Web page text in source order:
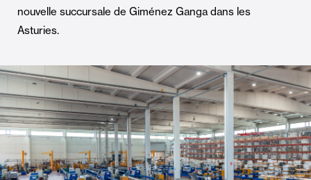
nouvelle succursale de Giménez Ganga dans les
Asturies.